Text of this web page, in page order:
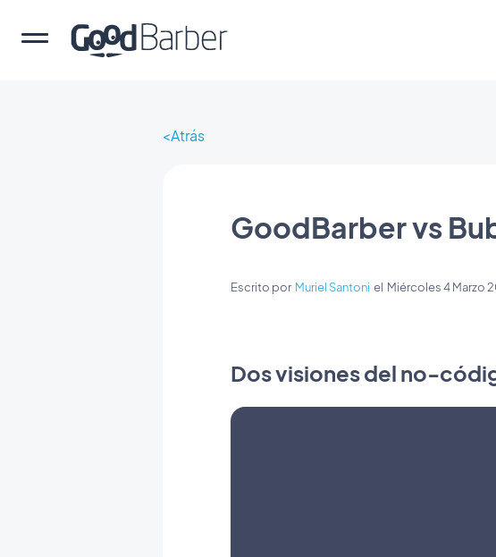
Atrás
GoodBarber vs
Escrito por Muriel Santoni el Miércoles 4 Marzo
Dos visiones del no-